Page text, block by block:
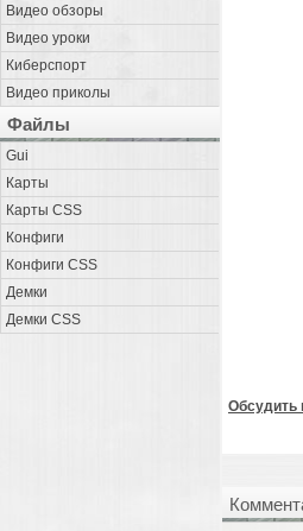
Видео обзоры
Видео уроки
Киберспорт
Видео приколы
Файлы
Gui
Карты
Карты CSS
Конфиги
Конфиги CSS
Демки
Демки CSS
Обсудить